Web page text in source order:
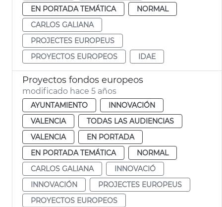
EN PORTADA TEMÁTICA
NORMAL
CARLOS GALIANA
PROJECTES EUROPEUS
PROYECTOS EUROPEOS
IDAE
Proyectos fondos europeos
modificado hace 5 años
AYUNTAMIENTO
INNOVACIÓN
VALENCIA
TODAS LAS AUDIENCIAS
VALENCIA
EN PORTADA
EN PORTADA TEMÁTICA
NORMAL
CARLOS GALIANA
INNOVACIÓ
INNOVACIÓN
PROJECTES EUROPEUS
PROYECTOS EUROPEOS